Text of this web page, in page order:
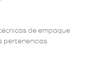
de empaque
pertenencias.